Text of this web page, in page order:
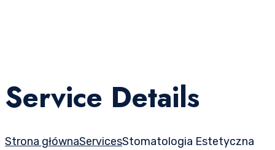
Service Details
Strona głównaServicesStomatologia Estetyczna